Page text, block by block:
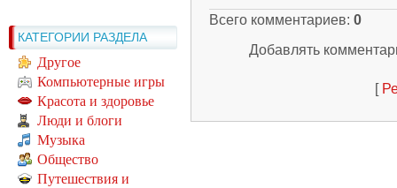
КАТЕГОРИИ РАЗДЕЛА
Другое
Компьютерные игры
Красота и здоровье
Люди и блоги
Музыка
Общество
Путешествия и
Всего комментариев: 0
Добавлять
[